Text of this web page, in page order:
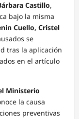
Castillo,
bajo la misma
Cuello, Cristel
se
tras la aplicación
en el artículo
Ministerio
la causa
preventivas